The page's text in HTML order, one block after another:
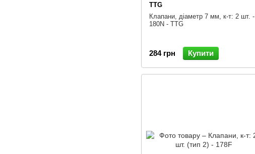
TTG
Клапани, діаметр 7 мм, к-т: 2 шт. -
180N - TTG
284 грн Купити